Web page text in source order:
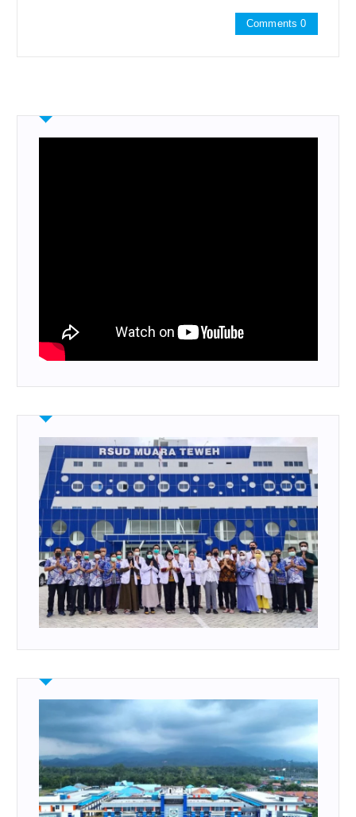
Comments 0